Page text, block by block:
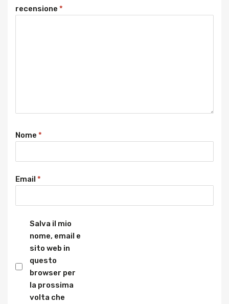
recensione *
Nome *
Email *
Salva il mio
nome, email e
sito web in
questo
browser per
la prossima
volta che